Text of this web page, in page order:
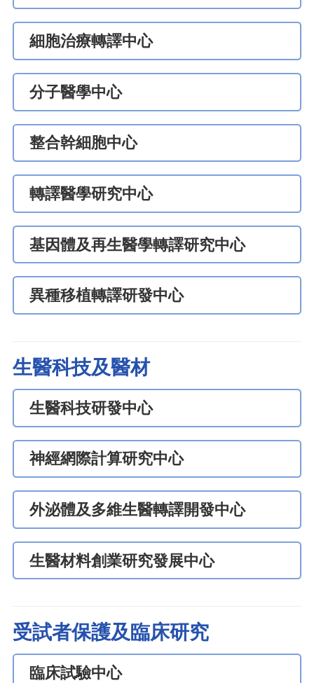
細胞治療轉譯中心
分子醫學中心
整合幹細胞中心
轉譯醫學研究中心
基因體及再生醫學轉譯研究中心
異種移植轉譯研發中心
生醫科技及醫材
生醫科技研發中心
神經網際計算研究中心
外泌體及多維生醫轉譯開發中心
生醫材料創業研究發展中心
受試者保護及臨床研究
臨床試驗中心